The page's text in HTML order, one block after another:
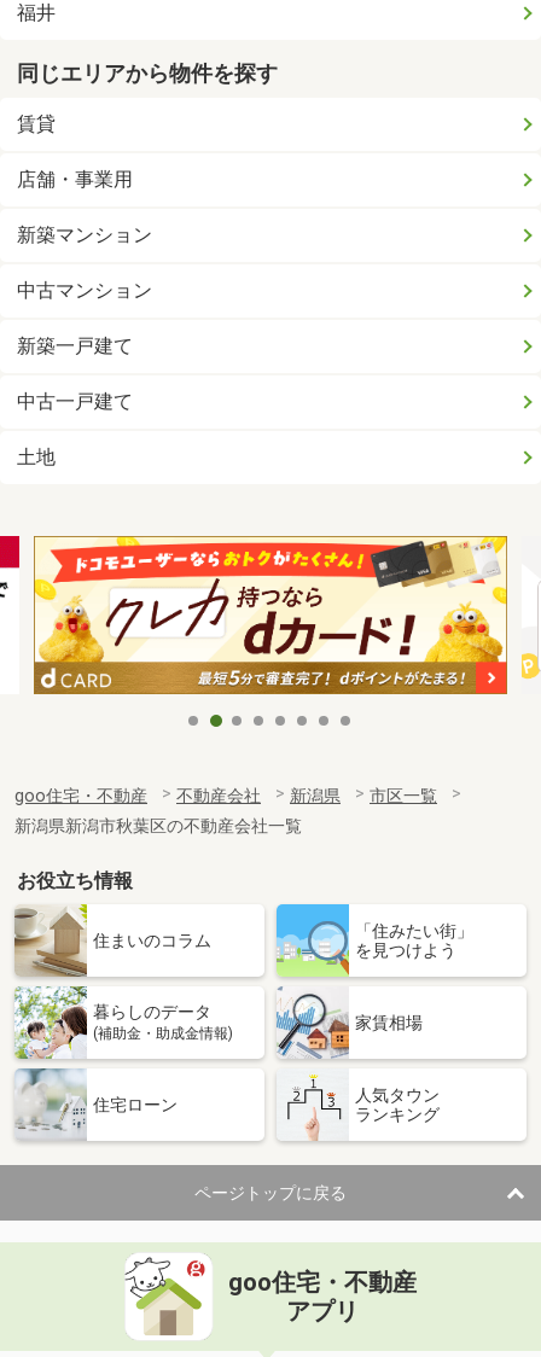
福井
同じエリアから物件を探す
賃貸
店舗・事業用
新築マンション
中古マンション
新築一戸建て
中古一戸建て
土地
goo住宅・不動産 不動産会社 新潟県
市区一覧
新潟県新潟市秋葉区の不動産会社一覧
お役立ち情報
住まいのコラム
「住みたい街」
を見つけよう
暮らしのデータ
(補助金・助成金情報)
家賃相場
住宅ローン
人気タウン
ランキング
ページトップに戻る
goo住宅・不動産
アプリ